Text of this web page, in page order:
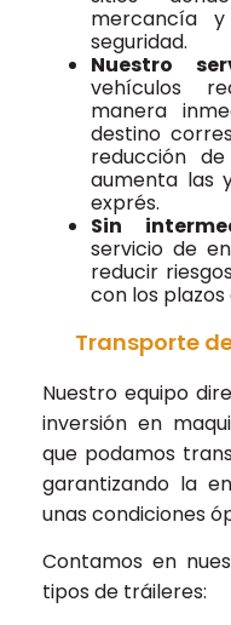
mercancía
seguridad.
Nuestro
vehículos
manera
destino
reducción
aumenta las
exprés.
Sin
servicio de
reducir
con los
Transporte
Nuestro equipo
inversión en
que podamos
garantizando la
unas condiciones
Contamos en
tipos de tráileres: